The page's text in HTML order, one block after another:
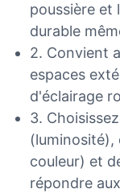
poussière et
durable
2. Convient
espaces
d'éclairage
3.
(luminosité),
couleur) et
répondre